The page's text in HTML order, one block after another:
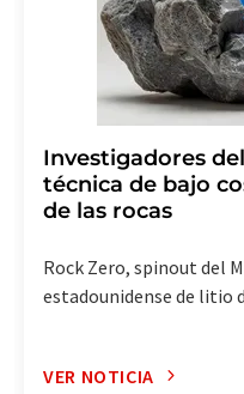
Investigadores
técnica de bajo
de las rocas
Rock Zero, spinout del
estadounidense de litio
VER NOTICIA